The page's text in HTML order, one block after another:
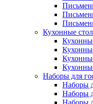
Кухонные
Наборы для
Наборы
Наборы
Наборы